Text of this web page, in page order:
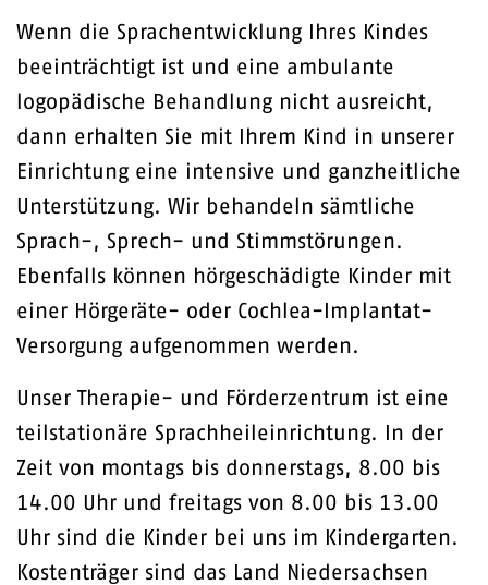
Wenn die Sprachentwicklung Ihres Kindes
beeinträchtigt ist und eine ambulante
logopädische Behandlung nicht ausreicht,
dann erhalten Sie mit Ihrem Kind in unserer
Einrichtung eine intensive und ganzheitliche
Unterstützung. Wir behandeln sämtliche
Sprach-, Sprech- und Stimmstörungen.
Ebenfalls können hörgeschädigte Kinder mit
einer Hörgeräte- oder Cochlea-Implantat-
Versorgung aufgenommen werden.
Unser Therapie- und Förderzentrum ist eine
teilstationäre Sprachheileinrichtung. In der
Zeit von montags bis donnerstags, 8.00 bis
14.00 Uhr und freitags von 8.00 bis 13.00
Uhr sind die Kinder bei uns im Kindergarten.
Kostenträger sind das Land Niedersachsen